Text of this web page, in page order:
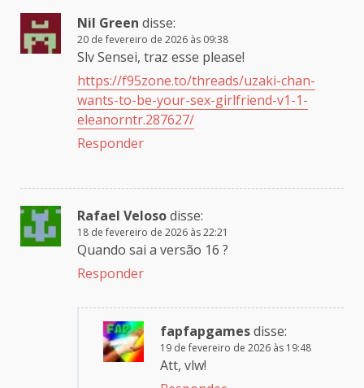
Nil Green disse:
20 de fevereiro de 2026 às 09:38
Slv Sensei, traz esse please!
https://f95zone.to/threads/uzaki-chan-
wants-to-be-your-sex-girlfriend-v1-1-
eleanorntr.287627/
Responder
Rafael Velosodisse:
18 de fevereiro de 2026 às 22:21
Quando sai a versão 16 ?
Responder
fapfapgamesdisse:
19 de fevereiro de 2026 às 19:48
Att, vlw!